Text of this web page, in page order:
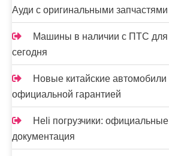
Ауди с оригинальными запчастями
Машины в наличии с ПТС для
сегодня
Новые китайские
официальной гарантией
Heli погрузчики:
документация